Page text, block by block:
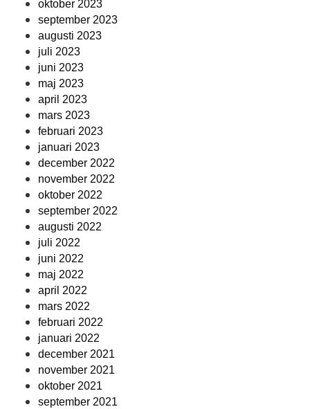
oktober 2023
september 2023
augusti 2023
juli 2023
juni 2023
maj 2023
april 2023
mars 2023
februari 2023
januari 2023
december 2022
november 2022
oktober 2022
september 2022
augusti 2022
juli 2022
juni 2022
maj 2022
april 2022
mars 2022
februari 2022
januari 2022
december 2021
november 2021
oktober 2021
september 2021